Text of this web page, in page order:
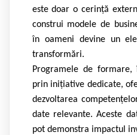
este doar o cerință
construi modele de
în oameni devine un
transformări.
Programele de
prin inițiative dedicate,
dezvoltarea
date relevante. Aceste
pot demonstra impactul